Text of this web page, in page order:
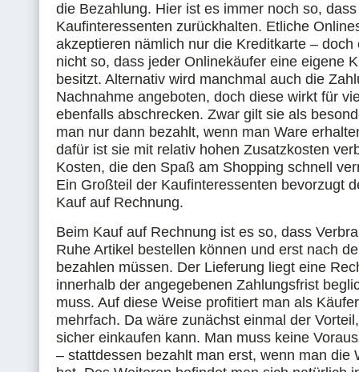
die Bezahlung. Hier ist es immer noch so,
Kaufinteressenten zurückhalten. Etliche
akzeptieren nämlich nur die Kreditkarte – doch
nicht so, dass jeder Onlinekäufer eine eigene
besitzt. Alternativ wird manchmal auch die
Nachnahme angeboten, doch diese wirkt für
ebenfalls abschrecken. Zwar gilt sie als
man nur dann bezahlt, wenn man Ware
dafür ist sie mit relativ hohen Zusatzkosten
Kosten, die den Spaß am Shopping schnell
Ein Großteil der Kaufinteressenten bevorzugt
Kauf auf Rechnung.
Beim Kauf auf Rechnung ist es so, dass
Ruhe Artikel bestellen können und erst nach
bezahlen müssen. Der Lieferung liegt eine
innerhalb der angegebenen Zahlungsfrist
muss. Auf diese Weise profitiert man als
mehrfach. Da wäre zunächst einmal der
sicher einkaufen kann. Man muss keine
– stattdessen bezahlt man erst, wenn man die